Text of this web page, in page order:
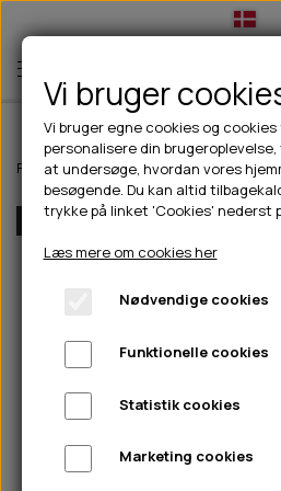
TIL
💧FODER-
CHICOPEE
HALSBÅND
🦴 GODBIDDER &
🍖
🎾 LEGETØJ
TÆNDER, ØRE, ØJE,
🐾 UDSTYR &
TIL
DRIKKEFLASKER/
HUER OG
PINEWOOD
TIL KAT
TILBUD
NYHEDER
Forside Outdoor Pinewood tøj
Flere Farver
Vi bruger
Vi bruger egne cookies og
personalisere din
at undersøge, hvordan vores
besøgende. Du kan altid
trykke på linket 'Cookies' nederst
Læs mere om cookies her
Nødvendige cookies
Funktionelle cookies
Statistik cookies
Marketing cookies